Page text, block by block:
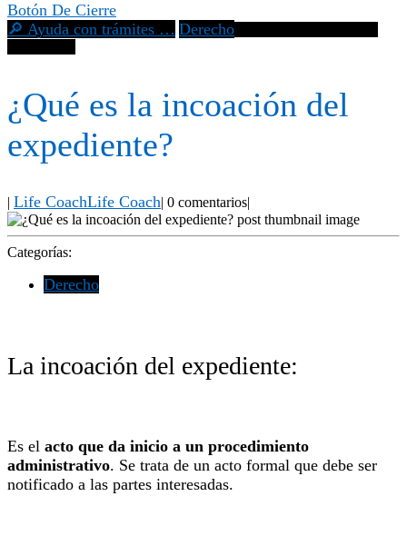
Botón De Cierre
🔎 Ayuda con trámites … Derecho
¿Qué es la incoación del
expediente?
| Life CoachLife Coach| 0 comentarios|
Categorías:
Derecho
La incoación del expediente:
Es el acto que da inicio a un procedimiento
administrativo. Se trata de un acto formal que debe ser
notificado a las partes interesadas.